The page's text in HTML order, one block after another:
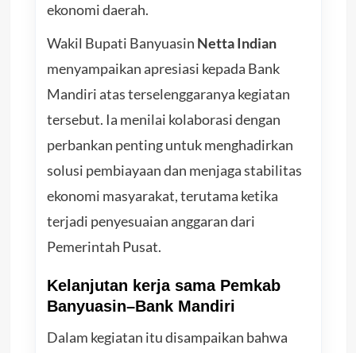
ekonomi daerah.
Wakil Bupati Banyuasin Netta Indian
menyampaikan apresiasi kepada Bank
Mandiri atas terselenggaranya kegiatan
tersebut. Ia menilai kolaborasi dengan
perbankan penting untuk menghadirkan
solusi pembiayaan dan menjaga stabilitas
ekonomi masyarakat, terutama ketika
terjadi penyesuaian anggaran dari
Pemerintah Pusat.
Kelanjutan kerja sama Pemkab
Banyuasin–Bank Mandiri
Dalam kegiatan itu disampaikan bahwa